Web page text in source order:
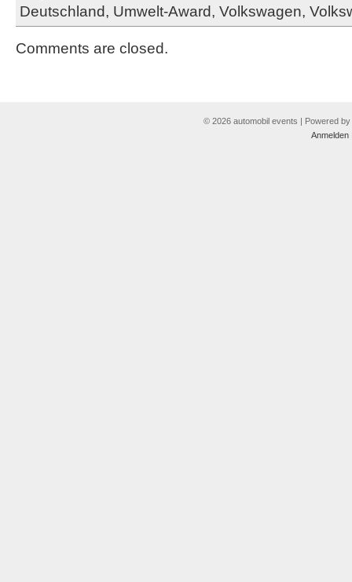
Deutschland, Umwelt-Award, Volkswagen,
Comments are closed.
© 2026 automobil events | Powered by
Anmelden|